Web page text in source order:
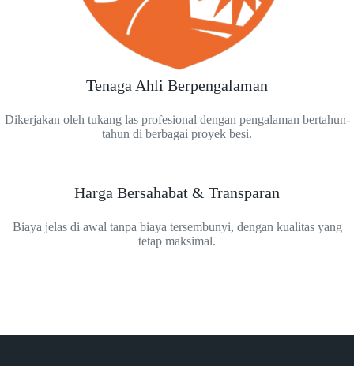
Tenaga Ahli Berpengalaman
Dikerjakan oleh tukang las profesional dengan pengalaman bertahun-
tahun di berbagai proyek besi.
Harga Bersahabat & Transparan
Biaya jelas di awal tanpa biaya tersembunyi, dengan kualitas yang
tetap maksimal.